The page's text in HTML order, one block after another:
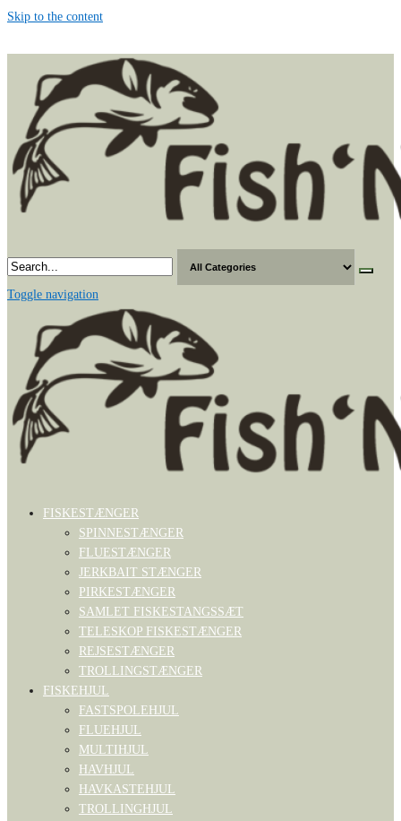
Skip to the content
Toggle navigation
FISKESTÆNGER
SPINNESTÆNGER
FLUESTÆNGER
JERKBAIT STÆNGER
PIRKESTÆNGER
SAMLET FISKESTANGSSÆT
TELESKOP FISKESTÆNGER
REJSESTÆNGER
TROLLINGSTÆNGER
FISKEHJUL
FASTSPOLEHJUL
FLUEHJUL
MULTIHJUL
HAVHJUL
HAVKASTEHJUL
TROLLINGHJUL